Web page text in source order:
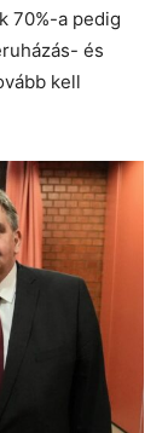
70%-a pedig
és
kell